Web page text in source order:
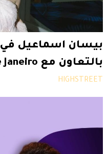
بيسان اسماعيل في
بالتعاون مع Sol de Janeiro
HIGHSTREET